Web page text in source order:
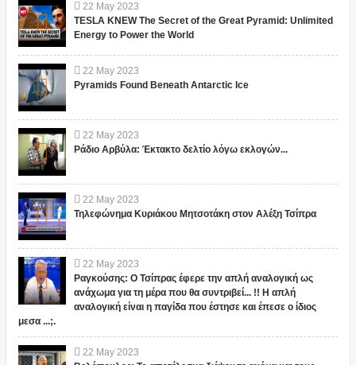
22 May 2023
TESLA KNEW The Secret of the Great Pyramid: Unlimited
Energy to Power the World
22 May 2023
Pyramids Found Beneath Antarctic Ice
22 May 2023
Ράδιο Αρβύλα: Έκτακτο δελτίο λόγω εκλογών...
22 May 2023
Τηλεφώνημα Κυριάκου Μητσοτάκη στον Αλέξη Τσίπρα
22 May 2023
Ραγκούσης: Ο Τσίπρας έφερε την απλή αναλογική ως
ανάχωμα για τη μέρα που θα συντριβεί... !! Η απλή
αναλογική είναι η παγίδα που έστησε και έπεσε ο ίδιος
μεσα ...;.
22 May 2023